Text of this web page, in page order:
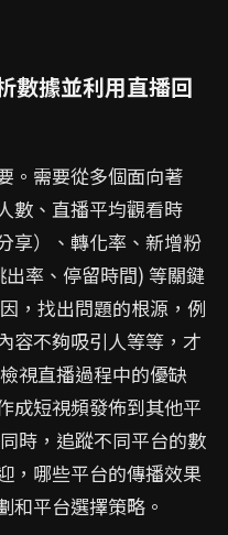
數據並利用直播回
。需要從多個面向著
數、直播平均觀看時
享）、轉化率、新增粉
率、停留時間) 等關鍵
，找出問題的根源，例
容不夠吸引人等等，才
視直播過程中的優缺
成短視頻發佈到其他平
時，追蹤不同平台的數
，哪些平台的傳播效果
和平台選擇策略。